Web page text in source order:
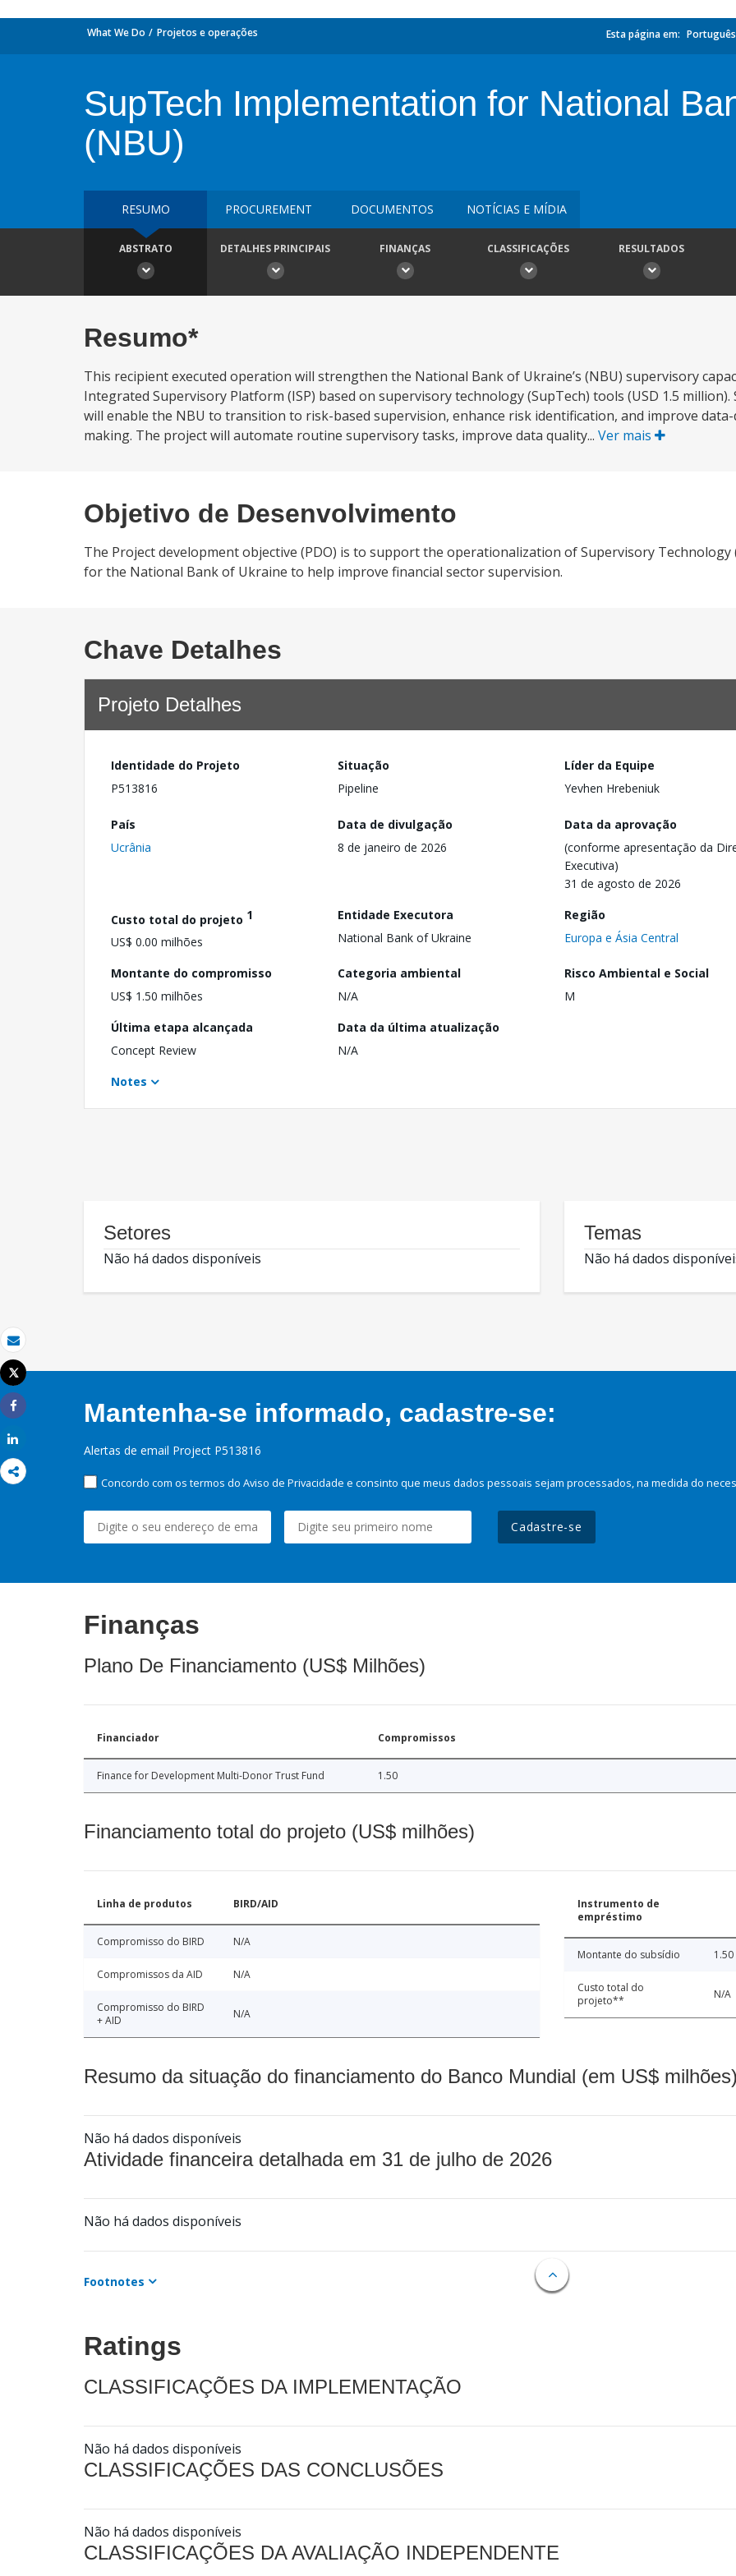
Email
Imprimir
Tweet
Share
What We Do Projetos e operações Esta página em: Português
SupTech Implementation for National
(NBU)
RESUMO PROCUREMENT DOCUMENTOS NOTÍCIAS E MÍDIA
ABSTRATO DETALHES PRINCIPAIS FINANÇAS CLASSIFICAÇÕES RESULTADOS
Resumo*
This recipient executed operation will strengthen the National Bank of Ukraine’s (NBU) supervisory
Integrated Supervisory Platform (ISP) based on supervisory technology (SupTech) tools (USD 1.5
will enable the NBU to transition to risk-based supervision, enhance risk identification, and improve
making. The project will automate routine supervisory tasks, improve data quality... Ver mais
Objetivo de Desenvolvimento
The Project development objective (PDO) is to support the operationalization of Supervisory Technology
for the National Bank of Ukraine to help improve financial sector supervision.
Chave Detalhes
Projeto Detalhes
Identidade do Projeto
P513816
Situação
Pipeline
Líder da Equipe
Yevhen Hrebeniuk
País
Ucrânia
Data de divulgação
8 de janeiro de 2026
Data da aprovação
(conforme apresentação da
Executiva)
31 de agosto de 2026
Custo total do projeto 1
US$ 0.00 milhões
Entidade Executora
National Bank of Ukraine
Região
Europa e Ásia Central
Montante do compromisso
US$ 1.50 milhões
Categoria ambiental
N/A
Risco Ambiental e Social
M
Última etapa alcançada
Concept Review
Data da última atualização
N/A
Notes
Setores
Não há dados disponíveis
Temas
Não há dados
Mantenha-se informado, cadastre-se:
Alertas de email Project P513816
Concordo com os termos do Aviso de Privacidade e consinto que meus dados pessoais sejam processados, na medida do
Cadastre-se
Finanças
Plano De Financiamento (US$ Milhões)
Financiador Compromissos
Finance for Development Multi-Donor Trust Fund 1.50
Financiamento total do projeto (US$ milhões)
Linha de produtos BIRD/AID
Compromisso do BIRD N/A
Compromissos da AID N/A
Compromisso do BIRD
+ AID
N/A
Instrumento de
empréstimo
Montante do subsídio 1.50
Custo total do
projeto**
N/A
Resumo da situação do financiamento do Banco Mundial (em US$
Não há dados disponíveis
Atividade financeira detalhada em 31 de julho de 2026
Não há dados disponíveis
Footnotes
Ratings
CLASSIFICAÇÕES DA IMPLEMENTAÇÃO
Não há dados disponíveis
CLASSIFICAÇÕES DAS CONCLUSÕES
Não há dados disponíveis
CLASSIFICAÇÕES DA AVALIAÇÃO INDEPENDENTE